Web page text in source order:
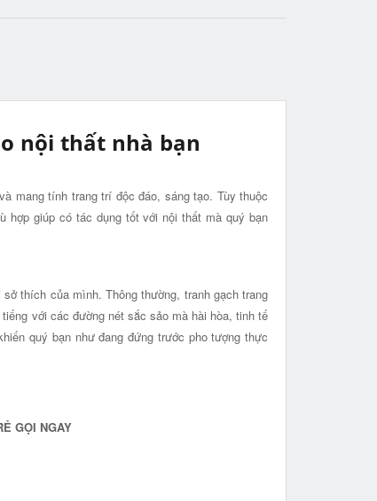
nội thất nhà bạn
mang tính trang trí độc đáo, sáng tạo. Tùy thuộc
hợp giúp có tác dụng tốt với nội thất mà quý bạn
thích của mình. Thông thường, tranh gạch trang
với các đường nét sắc sảo mà hài hòa, tinh tế
quý bạn như đang đứng trước pho tượng thực
GỌI NGAY